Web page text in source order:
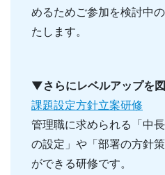
めるためご参加を検討中
たします。
▼さらにレベルアップを
課題設定方針立案研修
管理職に求められる「中
の設定」や「部署の方針
ができる研修です。